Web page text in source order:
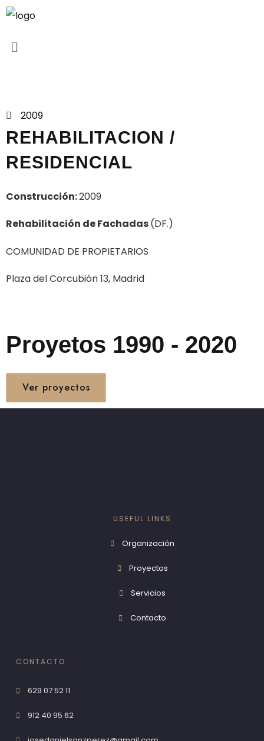
2009
REHABILITACION /
RESIDENCIAL
Construcción:2009
Rehabilitación de Fachadas(DF.)
COMUNIDAD DE PROPIETARIOS
Plaza del Corcubión 13, Madrid
Proyetos 1990 - 2020
Ver proyectos
USEFUL LINKS
Organización
Proyectos
Servicios
Contacto
CONTACTO
629 07 52 11
912 40 95 62